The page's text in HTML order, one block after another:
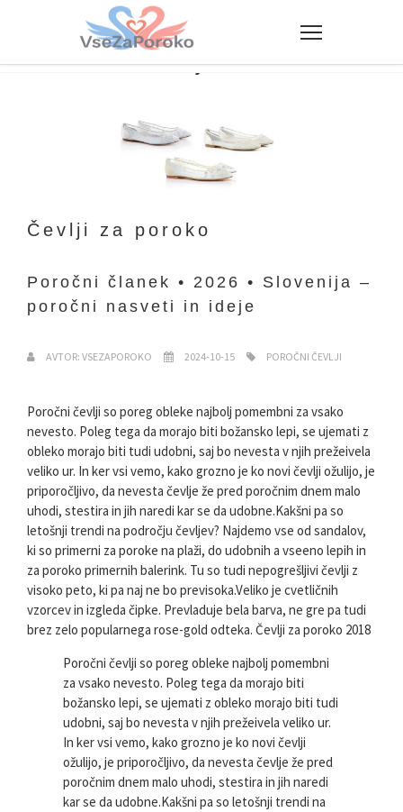
Poročni čevlji
Čevlji za poroko
Poročni članek • 2026 • Slovenija –
poročni nasveti in ideje
AVTOR: VSEZAPOROKO 2024-10-15 POROČNI ČEVLJI
Poročni čevlji so poreg obleke najbolj pomembni za vsako
nevesto. Poleg tega da morajo biti božansko lepi, se ujemati z
obleko morajo biti tudi udobni, saj bo nevesta v njih prežeivela
veliko ur. In ker vsi vemo, kako grozno je ko novi čevlji ožulijo, je
priporočljivo, da nevesta čevlje že pred poročnim dnem malo
uhodi, stestira in jih naredi kar se da udobne.Kakšni pa so
letošnji trendi na področju čevljev? Najdemo vse od sandalov,
ki so primerni za poroke na plaži, do udobnih a vseeno lepih in
za poroko primernih balerink. Tu so tudi nepogrešljivi čevlji z
visoko peto, ki pa naj ne bo previsoka.Veliko je cvetličnih
vzorcev in izgleda čipke. Prevladuje bela barva, ne gre pa tudi
brez zelo popularnega rose-gold odteka. Čevlji za poroko 2018
Poročni čevlji so poreg obleke najbolj pomembni
za vsako nevesto. Poleg tega da morajo biti
božansko lepi, se ujemati z obleko morajo biti tudi
udobni, saj bo nevesta v njih prežeivela veliko ur.
In ker vsi vemo, kako grozno je ko novi čevlji
ožulijo, je priporočljivo, da nevesta čevlje že pred
poročnim dnem malo uhodi, stestira in jih naredi
kar se da udobne.Kakšni pa so letošnji trendi na